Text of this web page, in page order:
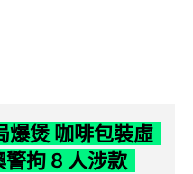
爆煲 咖啡包裝虛
拘 8 人涉款